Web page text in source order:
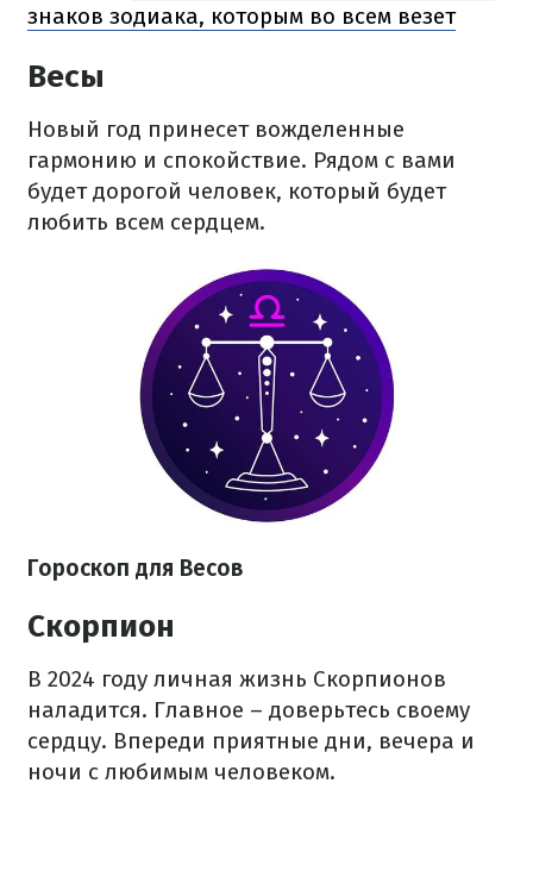
знаков зодиака, которым во всем везет
Весы
Новый год принесет вожделенные
гармонию и спокойствие. Рядом с вами
будет дорогой человек, который будет
любить всем сердцем.
Гороскоп для Весов
Скорпион
В 2024 году личная жизнь Скорпионов
наладится. Главное – доверьтесь своему
сердцу. Впереди приятные дни, вечера и
ночи с любимым человеком.